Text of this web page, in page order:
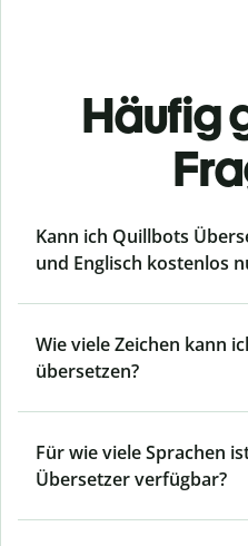
Häufig
Kann ich Quillbots
und Englisch kostenlos
Wie viele Zeichen kann
übersetzen?
Für wie viele Sprachen
Übersetzer verfügbar?